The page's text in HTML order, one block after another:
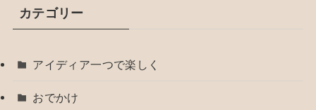
カテゴリー
アイディア一つで楽しく
おでかけ